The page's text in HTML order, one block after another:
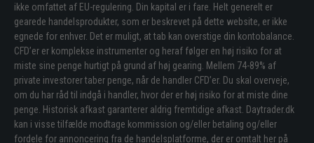
ikke omfattet af EU-regulering. Din kapital er i fare. Helt generelt er
gearede handelsprodukter, som er beskrevet på dette website, er ikke
egnede for enhver. Det er muligt, at tab kan overstige din kontobalance.
CFD’er er komplekse instrumenter og heraf følger en høj risiko for at
miste sine penge hurtigt på grund af høj gearing. Mellem 74-89% af
private investorer taber penge, når de handler CFD’er. Du skal overveje,
om du har råd til indgå i handler, hvor der er høj risiko for at miste dine
penge. Historisk afkast garanterer aldrig fremtidige afkast. Daytrader.dk
kan i visse tilfælde modtage kommission og/eller betaling og/eller
fordele for annoncering fra de handelsplatforme, der er omtalt her på